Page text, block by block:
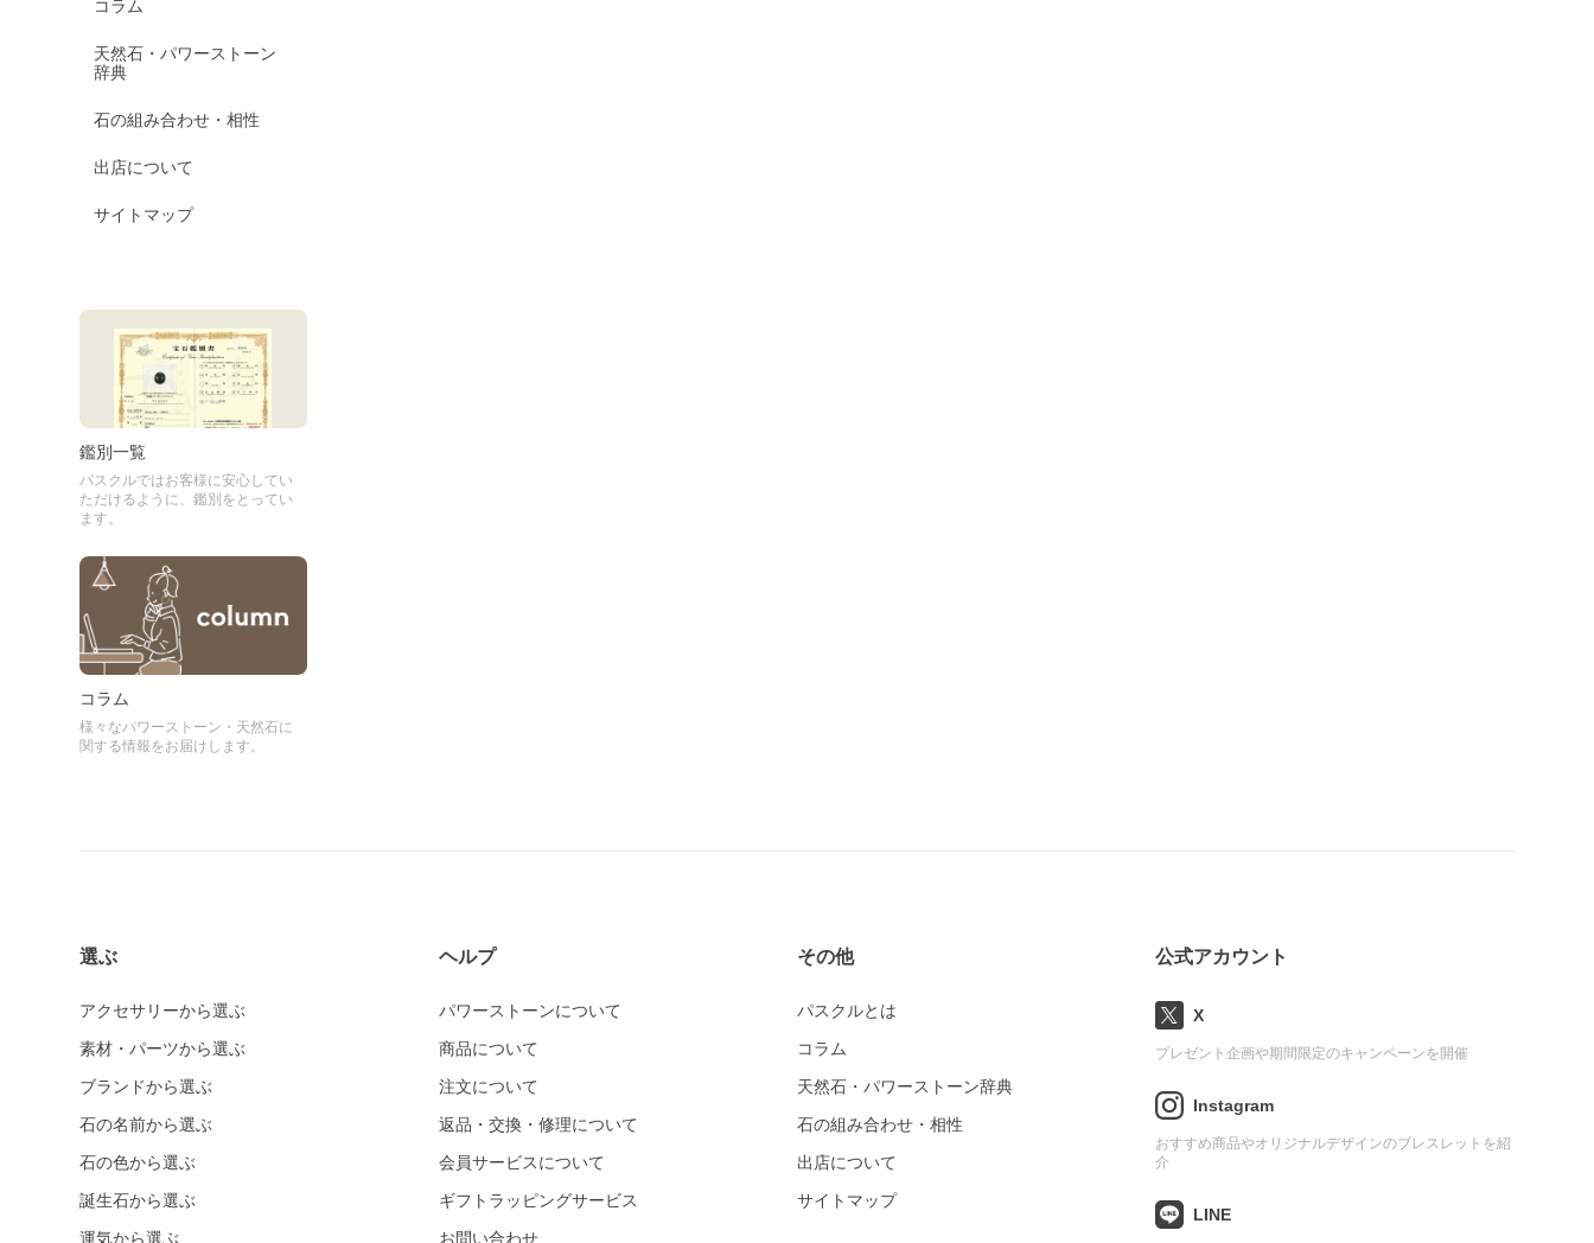
コラム
天然石・パワーストーン
辞典
石の組み合わせ・相性
出店について
サイトマップ
鑑別一覧
パスクルではお客様に安心してい
ただけるように、鑑別をとってい
ます。
コラム
様々なパワーストーン・天然石に
関する情報をお届けします。
選ぶ
アクセサリーから選ぶ
素材・パーツから選ぶ
ブランドから選ぶ
石の名前から選ぶ
石の色から選ぶ
誕生石から選ぶ
運気から選ぶ
ヘルプ
パワーストーンについて
商品について
注文について
返品・交換・修理について
会員サービスについて
ギフトラッピングサービス
お問い合わせ
その他
パスクルとは
コラム
天然石・パワーストーン辞典
石の組み合わせ・相性
出店について
サイトマップ
公式アカウント
X
プレゼント企画や期間限定のキャンペーンを開催
Instagram
おすすめ商品やオリジナルデザインのブレスレットを紹
介
LINE